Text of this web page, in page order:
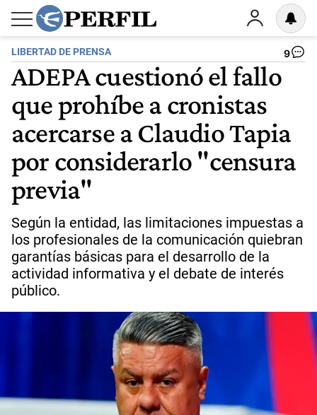
LIBERTAD DE PRENSA 9
ADEPA cuestionó el fallo
que prohíbe a cronistas
acercarse a Claudio Tapia
por considerarlo "censura
previa"
Según la entidad, las limitaciones impuestas a
los profesionales de la comunicación quiebran
garantías básicas para el desarrollo de la
actividad informativa y el debate de interés
público.